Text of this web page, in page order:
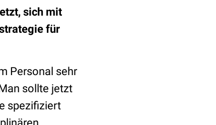
sich mit
für
Personal sehr
sollte jetzt
spezifiziert